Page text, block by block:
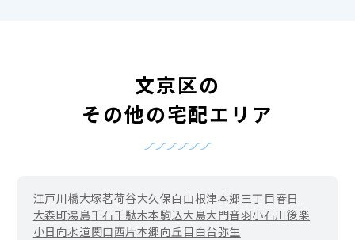
文京区の
その他の宅配エリア
江戸川橋大塚茗荷谷大久保白山根津本郷三丁目春日
大森町湯島千石千駄木本駒込大島大門音羽小石川後楽
小日向水道関口西片本郷向丘 目白台弥生